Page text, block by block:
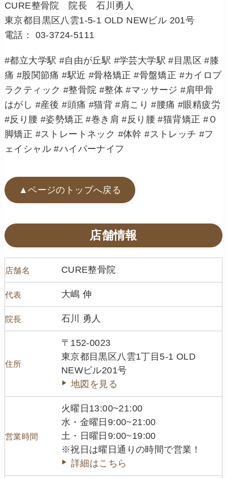
CURE整骨院 院長 石川勇人
東京都目黒区八雲1-5-1 OLD NEWビル 201号
電話： 03-3724-5111
#都立大学駅 #自由が丘駅 #学芸大学駅 #目黒区 #膝
痛 #股関節痛 #駅近 #骨格矯正 #骨盤矯正 #カイロプ
ラクティック #整骨院 #整体 #マッサージ #肩甲骨
はがし #産後 #頭痛 #猫背 #肩こり #腰痛 #眼精疲労
#反り腰 #姿勢矯正 #巻き肩 #反り腰 #猫背矯正 #Ｏ
脚矯正 #ストレートネック #体幹 #ストレッチ #フ
ェイシャル #ハイパーナイフ
▲ページのトップへ戻る
店舗情報
店舗名 CURE整骨院
代表 大嶋 伸
院長 石川 勇人
住所
〒152-0023
東京都目黒区八雲1丁目5-1 OLD
NEWビル201号
地図を見る
営業時間
火曜日13:00~21:00
水・金曜日9:00~21:00
土・日曜日9:00~19:00
※祝日は曜日通りの時間で営業！
詳細はこちら